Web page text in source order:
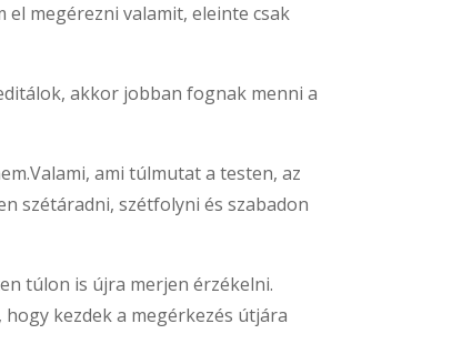
megérezni valamit, eleinte csak
akkor jobban fognak menni a
ami túlmutat a testen, az
szétáradni, szétfolyni és szabadon
túlon is újra merjen érzékelni.
kezdek a megérkezés útjára